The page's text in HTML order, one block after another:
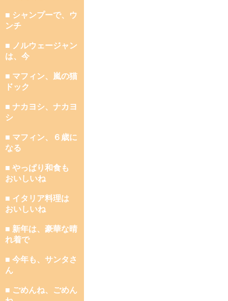
■ シャンプーで、ウ
ンチ
■ ノルウェージャン
は、今
■ マフィン、嵐の猫
ドック
■ ナカヨシ、ナカヨ
シ
■ マフィン、６歳に
なる
■ やっぱり和食も
おいしいね
■ イタリア料理は
おいしいね
■ 新年は、豪華な晴
れ着で
■ 今年も、サンタさ
ん
■ ごめんね、ごめん